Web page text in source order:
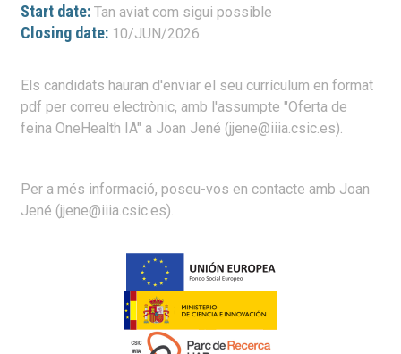
Start date: Tan aviat com sigui possible
Closing date: 10/JUN/2026
Els candidats hauran d'enviar el seu currículum en format
pdf per correu electrònic, amb l'assumpte "Oferta de
feina OneHealth IA" a Joan Jené (jjene@iiia.csic.es).
Per a més informació, poseu-vos en contacte amb Joan
Jené (jjene@iiia.csic.es).